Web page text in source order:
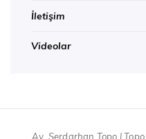
İletişim
Videolar
Av. Serdarhan Topo |